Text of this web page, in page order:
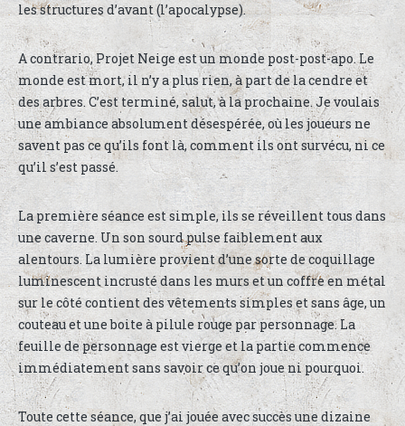
les structures d’avant (l’apocalypse).
A contrario, Projet Neige est un monde post-post-apo. Le
monde est mort, il n’y a plus rien, à part de la cendre et
des arbres. C’est terminé, salut, à la prochaine. Je voulais
une ambiance absolument désespérée, où les joueurs ne
savent pas ce qu’ils font là, comment ils ont survécu, ni ce
qu’il s’est passé.
La première séance est simple, ils se réveillent tous dans
une caverne. Un son sourd pulse faiblement aux
alentours. La lumière provient d’une sorte de coquillage
luminescent incrusté dans les murs et un coffre en métal
sur le côté contient des vêtements simples et sans âge, un
couteau et une boite à pilule rouge par personnage. La
feuille de personnage est vierge et la partie commence
immédiatement sans savoir ce qu’on joue ni pourquoi.
Toute cette séance, que j’ai jouée avec succès une dizaine